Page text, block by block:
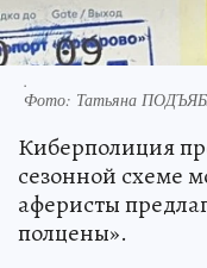
.
Фото: Татьяна
Киберполиция
сезонной схеме
аферисты
полцены».